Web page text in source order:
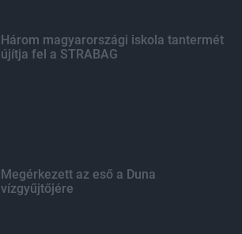
Három magyarországi iskola tantermét
újítja fel a STRABAG
Megérkezett az eső a Duna
vízgyűjtőjére